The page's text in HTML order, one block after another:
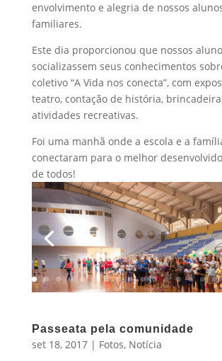
envolvimento e alegria de nossos
familiares.
Este dia proporcionou que nossos
socializassem seus conhecimentos
coletivo “A Vida nos conecta”, com
teatro, contação de história,
atividades recreativas.
Foi uma manhã onde a escola e a
conectaram para o melhor
de todos!
Passeata pela comunidade
set 18, 2017| Fotos, Notícia